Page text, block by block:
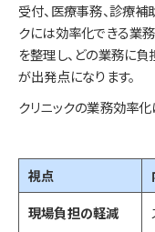
受付、医療事務、診療補
クには効率化できる業
を整理し、どの業務に
が出発点になります。
クリニックの業務効率化
視点
現場負担の軽減